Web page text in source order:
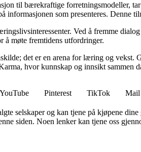
til bærekraftige forretningsmodeller,
informasjonen som presenteres.
Ved å fremme
å møte fremtidens utfordringer.
det er en arena for læring og
hvor kunnskap og innsikt sammen
YouTube Pinterest TikTok Mail
selskaper og kan tjene på kjøpene dine
siden. Noen lenker kan tjene oss